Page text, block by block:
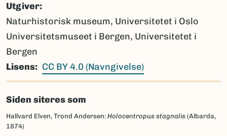
Utgiver
Naturhistorisk museum, Universitetet i Oslo
Universitetsmuseet i Bergen, Universitetet i
Bergen
Lisens
CC BY 4.0 (Navngivelse)
Siden siteres som
Hallvard Elven, Trond Andersen: Holocentropus stagnalis (Albarda,
1874)